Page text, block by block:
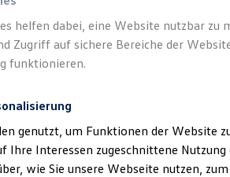
helfen dabei, eine Website nutzbar zu
Zugriff auf sichere Bereiche der
funktionieren.
genutzt, um Funktionen der Website
Ihre Interessen zugeschnittene
wie Sie unsere Webseite nutzen,